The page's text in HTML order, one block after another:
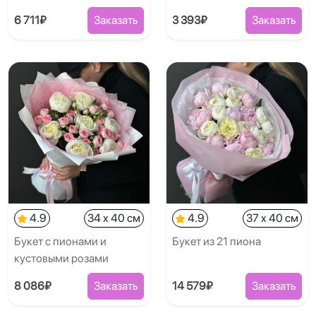
6 711₽ Заказать 3 393₽ Заказать
4.9
34 x 40 см
Букет с пионами и
кустовыми розами
8 086₽ Заказать
4.9
37 x 40 см
Букет из 21 пиона
14 579₽ Заказать